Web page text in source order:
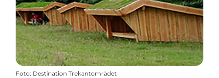
Foto: Destination Trekantområdet